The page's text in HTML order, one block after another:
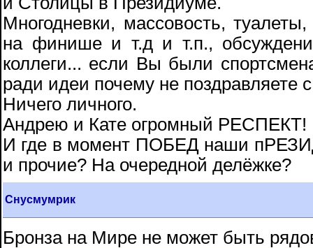
Многодневки, массовость,
на финише и т.д и т.п.,
коллеги... если Вы были
ради идеи почему не поздравляете
Ничего личного.
Андрею и Кате огромный
И где в момент ПОБЕД наши
и прочие? На очередной делёжке?
Снусмумрик
Бронза на Мире не может быть